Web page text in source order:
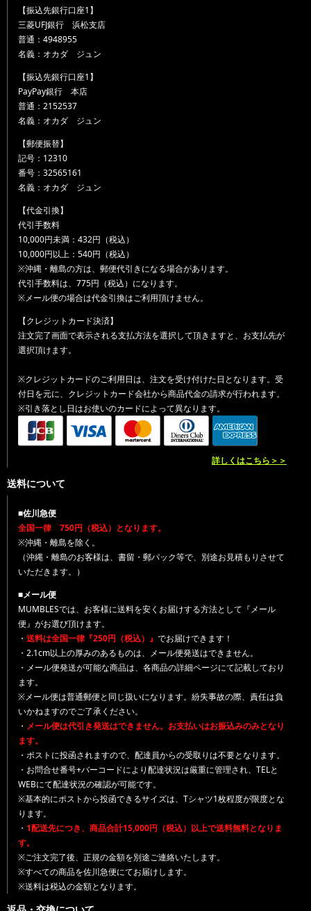
【振込先銀行口座1】
三菱UFJ銀行 浜松支店
普通：4948955
名義：オカダ ジュン
【振込先銀行口座1】
PayPay銀行 本店
普通：2152537
名義：オカダ ジュン
【郵便振替】
記号：12310
番号：32565161
名義：オカダ ジュン
【代金引換】
代引手数料
10,000円未満：432円（税込）
10,000円以上：540円（税込）
※沖縄・離島の方は、郵便代引きになる場合があります。
代引手数料は、775円（税込）になります。
※メール便の場合は代金引換はご利用頂けません。
【クレジットカード決済】
注文完了画面で表示される支払方法を選択して頂きますと、お支払先が
選択頂けます。
※クレジットカードのご利用日は、注文を受け付けた日となります。受
付日を元に、クレジットカード会社から商品代金の請求が行われます。
※引き落とし日はお使いのカードによって異なります。
詳しくはこちら＞＞
送料について
■佐川急便
全国一律 750円（税込）となります。
※沖縄・離島を除く。
（沖縄・離島のお客様は、書留・郵パック等で、別途お見積もりさせて
いただきます。）
■メール便
MUMBLESでは、お客様に送料を安くお届けする方法として『メール
便』がお選び頂けます。
・ 送料は全国一律『250円（税込）』 でお届けできます！
・2.1cm以上の厚みのあるものは、メール便発送はできません。
・メール便発送が可能な商品は、各商品の詳細ページにて記載しており
ます。
※メール便は普通郵便と同じ扱いになります。紛失事故の際、責任は負
いかねますのでご了承ください。
・ メール便は代引き発送はできません。お支払いはお振込みのみとなり
ます。
・ポストに投函されますので、配達員からの受取りは不要となります。
・お問合せ番号+バーコードにより配達状況は厳重に管理され、TELと
WEBにて配達状況の確認が可能です。
※基本的にポストから投函できるサイズは、Tシャツ1枚程度が限度とな
ります。
・ 1配送先につき、商品合計15,000円（税込）以上で送料無料となりま
す。
※ご注文完了後、正規の金額を別途ご連絡いたします。
※すべての商品を佐川急便にてお届けします。
※送料は税込の金額となります。